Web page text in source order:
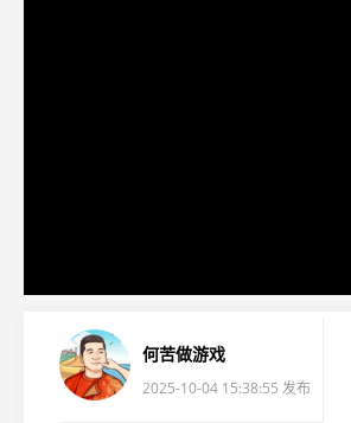
何苦做游戏
2025-10-04 15:38:55 发布